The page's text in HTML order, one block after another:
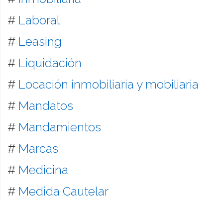
# Laboral
# Leasing
# Liquidación
# Locación inmobiliaria y mobiliaria
# Mandatos
# Mandamientos
# Marcas
# Medicina
# Medida Cautelar